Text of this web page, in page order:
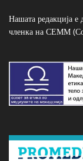
Нашата редакција
членка на СЕММ